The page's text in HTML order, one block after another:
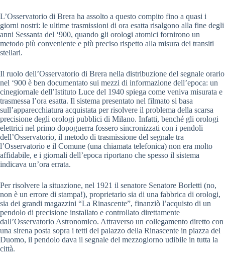
L’Osservatorio di Brera ha assolto a questo compito fino a quasi i
giorni nostri: le ultime trasmissioni di ora esatta risalgono alla fine degli
anni Sessanta del ‘900, quando gli orologi atomici fornirono un
metodo più conveniente e più preciso rispetto alla misura dei transiti
stellari.
Il ruolo dell’Osservatorio di Brera nella distribuzione del segnale orario
nel ‘900 è ben documentato sui mezzi di informazione dell’epoca: un
cinegiornale dell’Istituto Luce del 1940 spiega come veniva misurata e
trasmessa l’ora esatta. Il sistema presentato nel filmato si basa
sull’apparecchiatura acquistata per risolvere il problema della scarsa
precisione degli orologi pubblici di Milano. Infatti, benché gli orologi
elettrici nel primo dopoguerra fossero sincronizzati con i pendoli
dell’Osservatorio, il metodo di trasmissione del segnale tra
l’Osservatorio e il Comune (una chiamata telefonica) non era molto
affidabile, e i giornali dell’epoca riportano che spesso il sistema
indicava un’ora errata.
Per risolvere la situazione, nel 1921 il senatore Senatore Borletti (no,
non è un errore di stampa!), proprietario sia di una fabbrica di orologi,
sia dei grandi magazzini “La Rinascente”, finanziò l’acquisto di un
pendolo di precisione installato e controllato direttamente
dall’Osservatorio Astronomico. Attraverso un collegamento diretto con
una sirena posta sopra i tetti del palazzo della Rinascente in piazza del
Duomo, il pendolo dava il segnale del mezzogiorno udibile in tutta la
città.